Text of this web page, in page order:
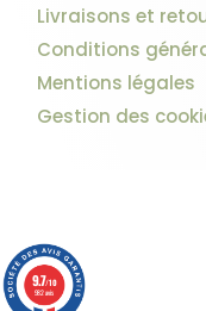
Livraisons et
Conditions
Mentions légales
Gestion des
9.7/10
982 avis